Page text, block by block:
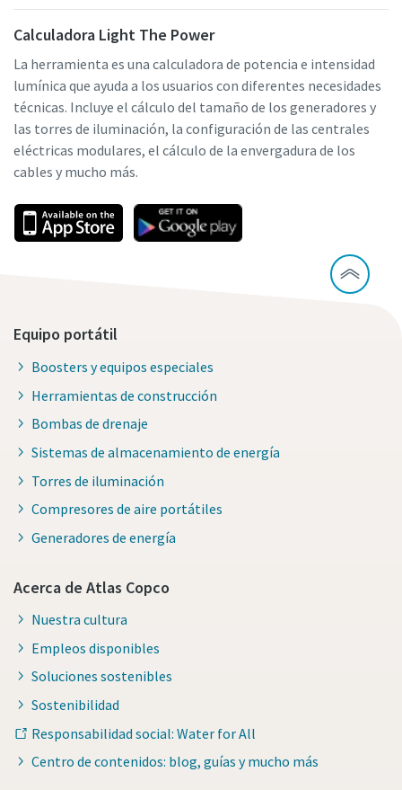
Calculadora Light The Power
La herramienta es una calculadora de potencia e intensidad
lumínica que ayuda a los usuarios con diferentes necesidades
técnicas. Incluye el cálculo del tamaño de los generadores y
las torres de iluminación, la configuración de las centrales
eléctricas modulares, el cálculo de la envergadura de los
cables y mucho más.
Equipo portátil
Boosters y equipos especiales
Herramientas de construcción
Bombas de drenaje
Sistemas de almacenamiento de energía
Torres de iluminación
Compresores de aire portátiles
Generadores de energía
Acerca de Atlas Copco
Nuestra cultura
Empleos disponibles
Soluciones sostenibles
Sostenibilidad
Responsabilidad social: Water for All
Centro de contenidos: blog, guías y mucho más